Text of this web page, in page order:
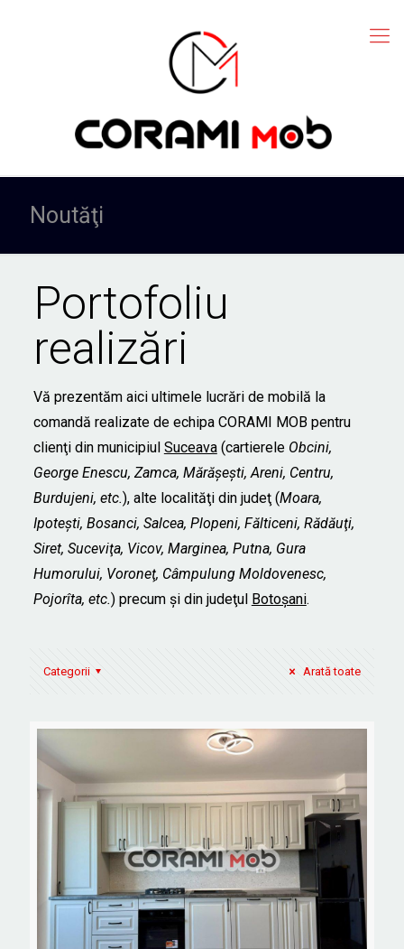
Noutăţi
Portofoliu
realizări
Vă prezentăm aici ultimele lucrări de mobilă la
comandă realizate de echipa CORAMI MOB pentru
clienţi din municipiul Suceava(cartierele Obcini,
George Enescu, Zamca, Mărăşeşti, Areni, Centru,
Burdujeni, etc.), alte localităţi din judeţ (Moara,
Ipoteşti, Bosanci, Salcea, Plopeni, Fălticeni, Rădăuţi,
Siret, Suceviţa, Vicov, Marginea, Putna, Gura
Humorului, Voroneţ, Câmpulung Moldovenesc,
Pojorîta, etc.) precum şi din judeţul Botoşani.
Categorii Arată toate